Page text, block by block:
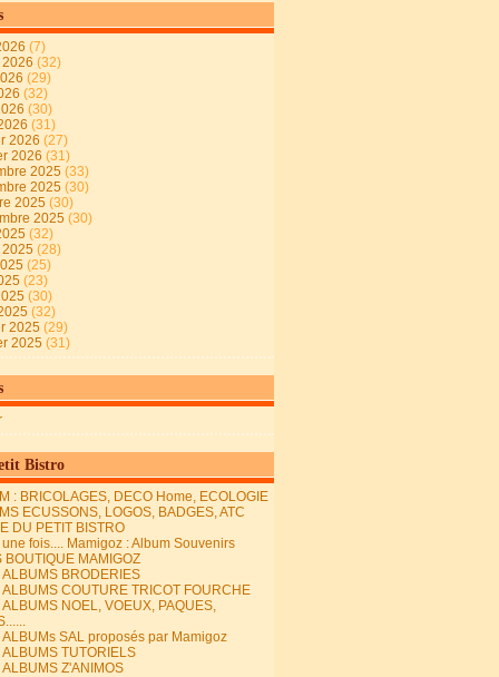
(7)
(32)
(29)
(32)
(30)
(31)
2026 (27)
2026 (31)
2025 (33)
2025 (30)
2025 (30)
2025 (30)
(32)
(28)
(25)
(23)
(30)
(32)
2025 (29)
2025 (31)
Bistro
: BRICOLAGES, DECO Home, ECOLOGIE
ECUSSONS, LOGOS, BADGES, ATC
DU PETIT BISTRO
fois.... Mamigoz : Album Souvenirs
BOUTIQUE MAMIGOZ
ALBUMS BRODERIES
ALBUMS COUTURE TRICOT FOURCHE
ALBUMS NOEL, VOEUX, PAQUES,
ALBUMs SAL proposés par Mamigoz
ALBUMS TUTORIELS
ALBUMS Z'ANIMOS